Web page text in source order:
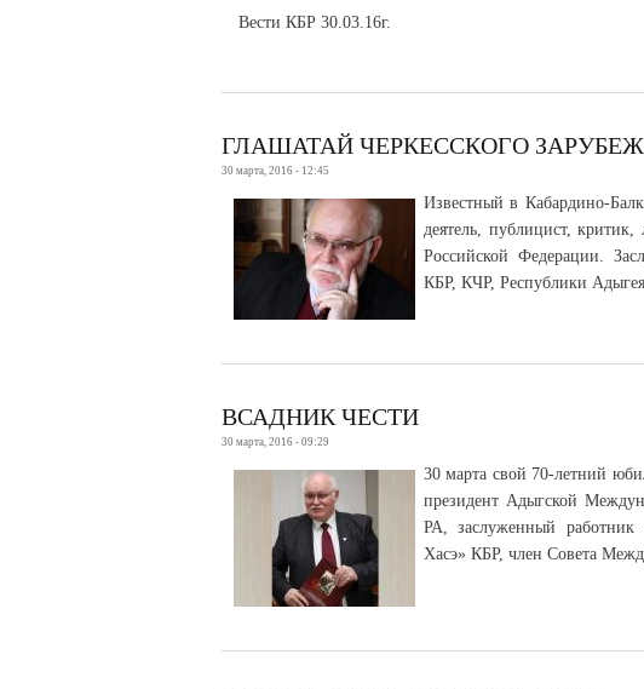
Вести КБР 30.03.16г.
ГЛАШАТАЙ ЧЕРКЕССКОГО
30 марта, 2016 - 12:45
Известный в Кабардино-
деятель, публицист,
Российской Федерации.
КБР, КЧР, Республики
ВСАДНИК ЧЕСТИ
30 марта, 2016 - 09:29
30 марта свой 70-летний
президент Адыгской
РА, заслуженный работник
Хасэ» КБР, член Совета